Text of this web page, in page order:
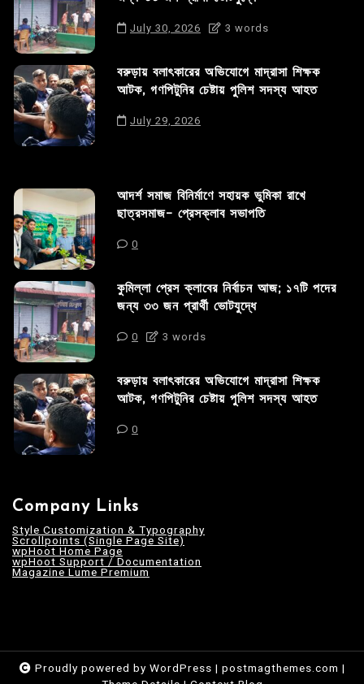
July 30, 2026 3 words
বরুড়ায় বলাৎকারের অভিযোগে মাদ্রাসা শিক্ষক
আটক, গণপিটুনির চেষ্টায় পুলিশ সদস্য আহত
July 29, 2026
আদর্শ সমাজ বিনির্মাণে সহায়ক ভুমিকা রাখে
ছাত্রসমাজ- প্রেসক্লাব সভাপতি
0
কুমিল্লা প্রেস ক্লাবের নির্বাচন আজ; ১৭টি পদের
জন্য ৩৩ জন প্রার্থী ভোটযুদ্ধে
0 3 words
বরুড়ায় বলাৎকারের অভিযোগে মাদ্রাসা শিক্ষক
আটক, গণপিটুনির চেষ্টায় পুলিশ সদস্য আহত
0
Company Links
Style Customization & Typography
Scrollpoints (Single Page Site)
wpHoot Home Page
wpHoot Support / Documentation
Magazine Lume Premium
Proudly powered by WordPress | postmagthemes.com |